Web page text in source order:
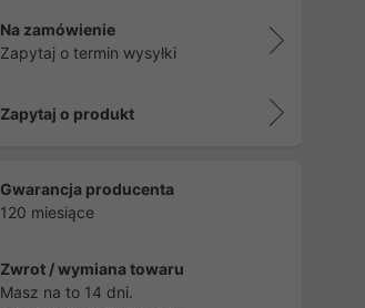
Na zamówienie
Zapytaj o termin wysyłki
Zapytaj o produkt
Gwarancja producenta
120 miesiące
Zwrot / wymiana towaru
Masz na to 14 dni.